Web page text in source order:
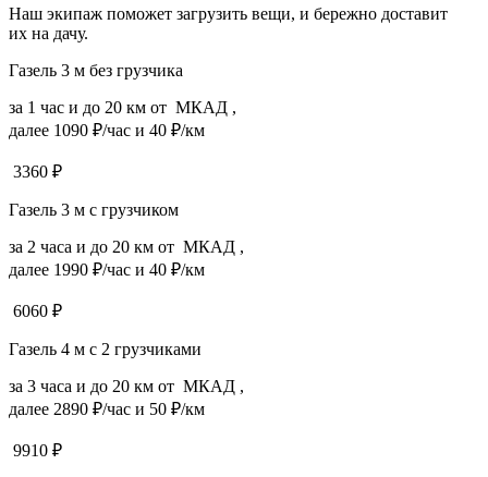
Наш экипаж поможет загрузить вещи, и бережно доставит
их на дачу.
Газель 3 м без грузчика
за 1 час и до 20 км от МКАД ,
далее 1090 ₽/час и 40 ₽/км
3360 ₽
Газель 3 м с грузчиком
за 2 часа и до 20 км от МКАД ,
далее 1990 ₽/час и 40 ₽/км
6060 ₽
Газель 4 м с 2 грузчиками
за 3 часа и до 20 км от МКАД ,
далее 2890 ₽/час и 50 ₽/км
9910 ₽